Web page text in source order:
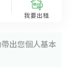
我要出租
出您個人基本